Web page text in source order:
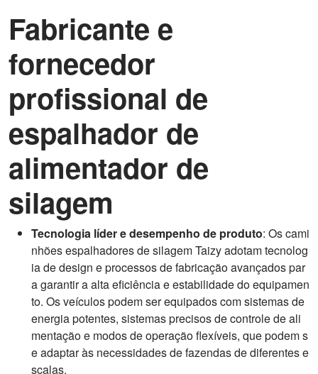
Fabricante e
fornecedor
profissional de
espalhador de
alimentador de
silagem
Tecnologia líder e desempenho de produto: Os cami
nhões espalhadores de silagem Taizy adotam tecnolog
ia de design e processos de fabricação avançados par
a garantir a alta eficiência e estabilidade do equipamen
to. Os veículos podem ser equipados com sistemas de
energia potentes, sistemas precisos de controle de ali
mentação e modos de operação flexíveis, que podem s
e adaptar às necessidades de fazendas de diferentes e
scalas.